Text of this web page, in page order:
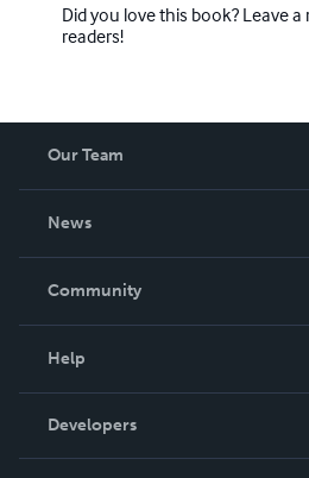
Did you love this book? Leave
readers!
Our Team
News
In The News
Community
Podcast
Help
Order Lookup
Knowledge Base
Developers